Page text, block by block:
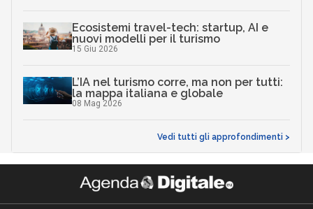
Ecosistemi travel-tech: startup, AI e
nuovi modelli per il turismo
15 Giu 2026
L’IA nel turismo corre, ma non per tutti:
la mappa italiana e globale
08 Mag 2026
Vedi tutti gli approfondimenti >